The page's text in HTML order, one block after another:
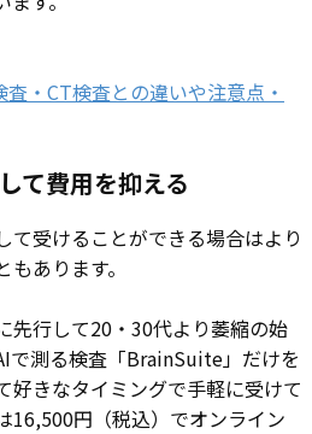
・CT検査との違いや注意点・
て費用を抑える
て受けることができる場合はより
あります。
先行して20・30代より萎縮の始
で測る検査「BrainSuite」だけを
好きなタイミングで手軽に受けて
16,500円（税込）でオンライン